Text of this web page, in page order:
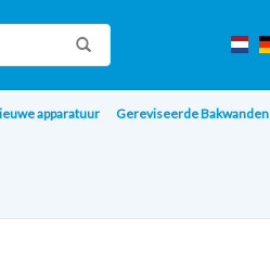
apparatuur Gereviseerde Bakwanden